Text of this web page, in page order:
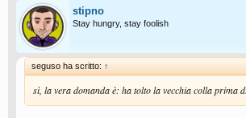
stipno
Stay hungry, stay foolish
seguso ha scritto: ↑
sì, la vera domanda è: ha tolto la vecchia colla prima